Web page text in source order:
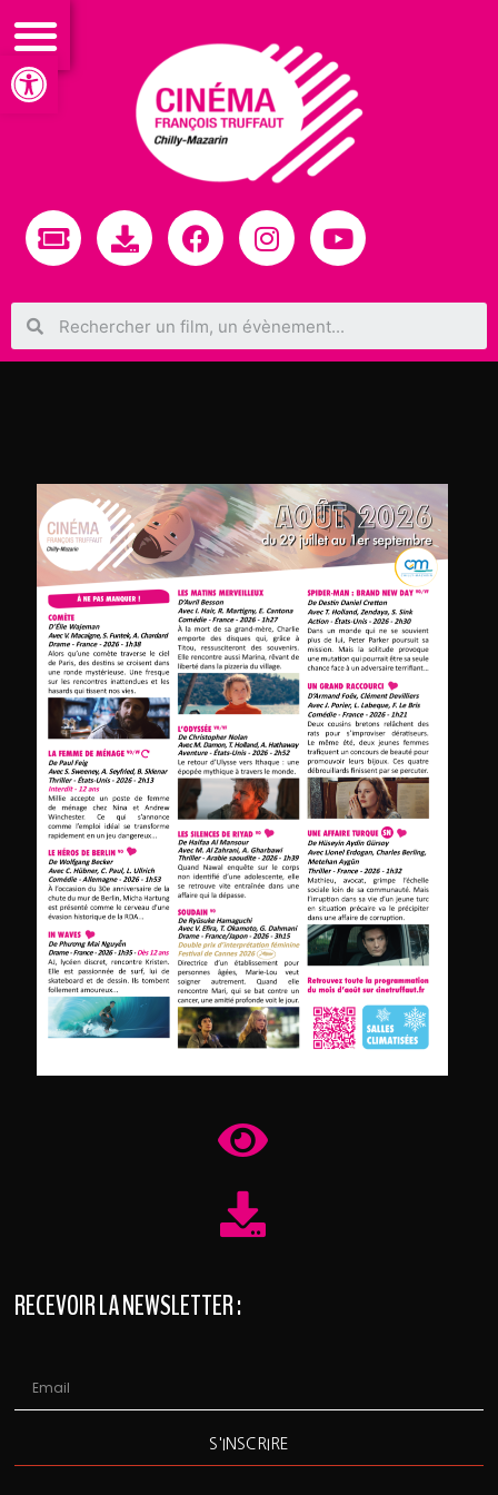
Ouvrir la barre d’outils
RECEVOIR LA NEWSLETTER :
S'INSCRIRE